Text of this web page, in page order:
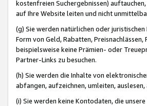
kostenfreien Suchergebnissen)
auf Ihre Website leiten und nicht
(g) Sie werden natürlichen oder
Form von Geld, Rabatten,
beispielsweise keine Prämien- oder
Partner-Links zu besuchen.
(h) Sie werden die Inhalte von
abfangen, aufzeichnen, umleiten,
(i) Sie werden keine Kontodaten, die